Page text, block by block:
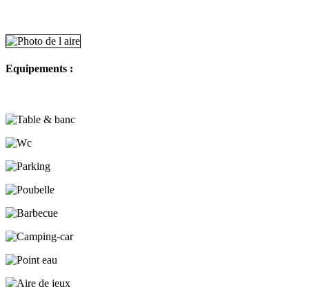
Equipements :